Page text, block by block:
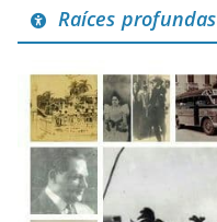
Raíces profundas